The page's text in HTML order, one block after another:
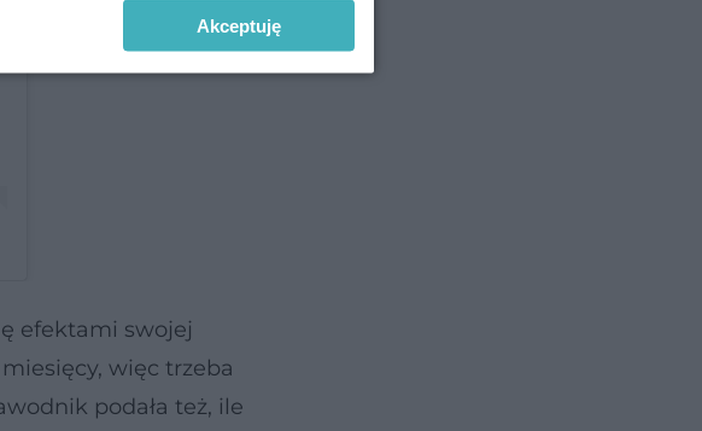
efektami swojej
więc trzeba
podała też, ile
Akceptuję